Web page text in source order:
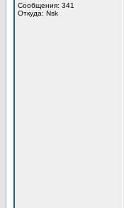
Сообщения: 341
Откуда: Nsk